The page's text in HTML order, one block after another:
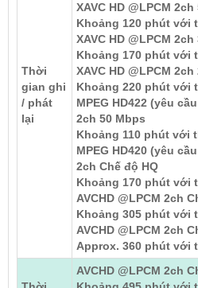
Thời
gian ghi
/ phát
lại
XAVC HD @LPCM
Khoảng 120 phút với
XAVC HD @LPCM
Khoảng 170 phút với
XAVC HD @LPCM
Khoảng 220 phút với
MPEG HD422 (yêu
2ch 50 Mbps
Khoảng 110 phút với
MPEG HD420 (yêu
2ch Chế độ HQ
Khoảng 170 phút với
AVCHD @LPCM 2ch
Khoảng 305 phút với
AVCHD @LPCM 2ch
Approx. 360 phút với
AVCHD @LPCM 2ch